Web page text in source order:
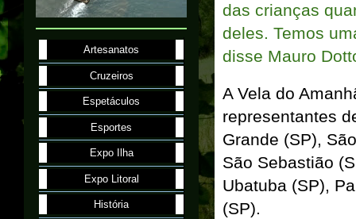
das crianças
deles. Temos
disse Mauro
A Vela do
representantes
Grande (SP),
São Sebastião
Ubatuba (SP),
(SP).
Artesanatos
Cruzeiros
Espetáculos
Esportes
Expo Ilha
Expo Litoral
História